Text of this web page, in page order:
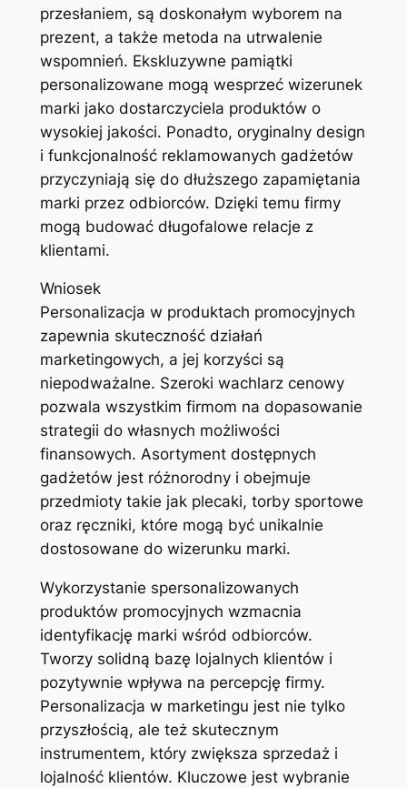
przesłaniem, są doskonałym wyborem na
prezent, a także metoda na utrwalenie
wspomnień. Ekskluzywne pamiątki
personalizowane mogą wesprzeć wizerunek
marki jako dostarczyciela produktów o
wysokiej jakości. Ponadto, oryginalny design
i funkcjonalność reklamowanych gadżetów
przyczyniają się do dłuższego zapamiętania
marki przez odbiorców. Dzięki temu firmy
mogą budować długofalowe relacje z
klientami.
Wniosek
Personalizacja w produktach promocyjnych
zapewnia skuteczność działań
marketingowych, a jej korzyści są
niepodważalne. Szeroki wachlarz cenowy
pozwala wszystkim firmom na dopasowanie
strategii do własnych możliwości
finansowych. Asortyment dostępnych
gadżetów jest różnorodny i obejmuje
przedmioty takie jak plecaki, torby sportowe
oraz ręczniki, które mogą być unikalnie
dostosowane do wizerunku marki.
Wykorzystanie spersonalizowanych
produktów promocyjnych wzmacnia
identyfikację marki wśród odbiorców.
Tworzy solidną bazę lojalnych klientów i
pozytywnie wpływa na percepcję firmy.
Personalizacja w marketingu jest nie tylko
przyszłością, ale też skutecznym
instrumentem, który zwiększa sprzedaż i
lojalność klientów. Kluczowe jest wybranie